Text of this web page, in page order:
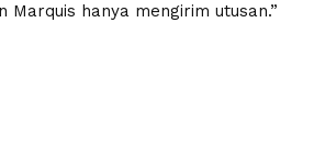
Marquis hanya mengirim utusan.”